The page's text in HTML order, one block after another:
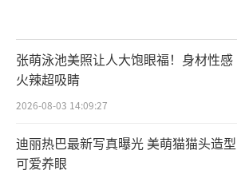
张萌泳池美照让人大饱眼福！身材性感
火辣超吸睛
2026-08-03 14:09:27
迪丽热巴最新写真曝光 美萌猫猫头造型
可爱养眼